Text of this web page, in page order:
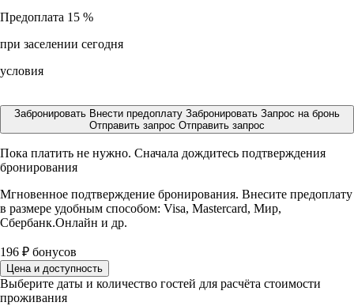
Предоплата 15 %
при заселении сегодня
условия
Забронировать Внести предоплату Забронировать Запрос на бронь
Отправить запрос Отправить запрос
Пока платить не нужно. Сначала дождитесь подтверждения
бронирования
Мгновенное подтверждение бронирования. Внесите предоплату
в размере удобным способом: Visa, Mastercard, Мир,
Сбербанк.Онлайн и др.
196 ₽ бонусов
Цена и доступность
Выберите даты и количество гостей для расчёта стоимости
проживания